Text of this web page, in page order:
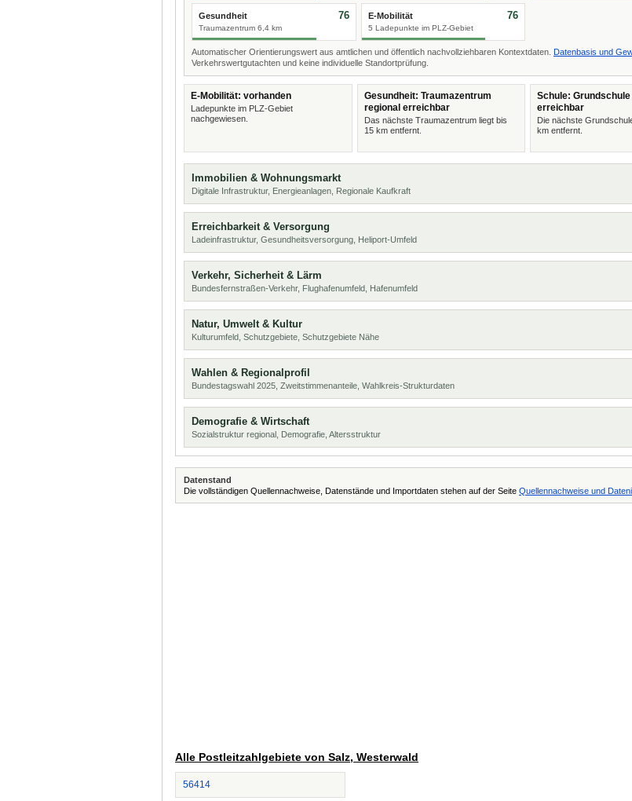
Gesundheit
Traumazentrum 6,4 km
76 E-Mobilität
5 Ladepunkte im PLZ-Gebiet
76
Automatischer Orientierungswert aus amtlichen und öffentlich nachvollziehbaren Kontextdaten. Datenbasis und
Verkehrswertgutachten und keine individuelle Standortprüfung.
E-Mobilität: vorhanden
Ladepunkte im PLZ-Gebiet
nachgewiesen.
Gesundheit: Traumazentrum
regional erreichbar
Das nächste Traumazentrum liegt bis
15 km entfernt.
Schule:
erreichbar
Die nächste
km entfernt.
Immobilien & Wohnungsmarkt
Digitale Infrastruktur, Energieanlagen, Regionale Kaufkraft
Erreichbarkeit & Versorgung
Ladeinfrastruktur, Gesundheitsversorgung, Heliport-Umfeld
Verkehr, Sicherheit & Lärm
Bundesfernstraßen-Verkehr, Flughafenumfeld, Hafenumfeld
Natur, Umwelt & Kultur
Kulturumfeld, Schutzgebiete, Schutzgebiete Nähe
Wahlen & Regionalprofil
Bundestagswahl 2025, Zweitstimmenanteile, Wahlkreis-Strukturdaten
Demografie & Wirtschaft
Sozialstruktur regional, Demografie, Altersstruktur
Datenstand
Die vollständigen Quellennachweise, Datenstände und Importdaten stehen auf der Seite Quellennachweise und
Alle Postleitzahlgebiete von Salz, Westerwald
56414